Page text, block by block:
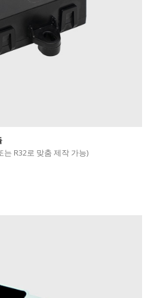
는 R32로 맞춤 제작 가능)